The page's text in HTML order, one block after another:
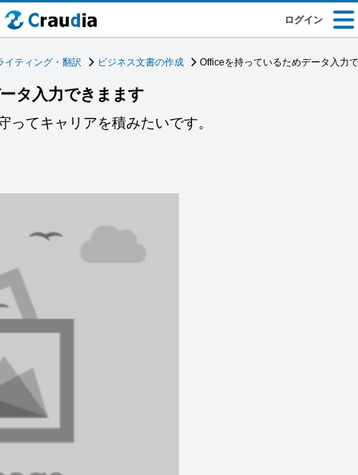
ログイン
イティング・翻訳 ビジネス文書の作成 Officeを持っているためデータ入力
タ入力できまます
てキャリアを積みたいです。